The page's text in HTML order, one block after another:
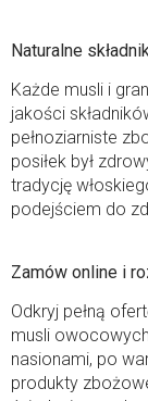
Naturalne
Każde musli i
jakości
pełnoziarniste
posiłek był
tradycję
podejściem do
Zamów online i
Odkryj pełną
musli
nasionami, po
produkty